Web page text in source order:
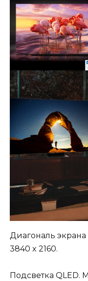
Диагональ
3840 x 2160.
Подсветка QLED.